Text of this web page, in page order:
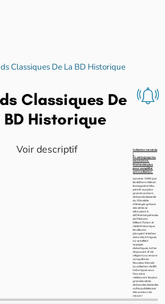
Classiques De La BD Historique
Collection terminée
!
En vente jusqu'au
06/10/2025.
N'attendez plus
pour compléter
votre collection.
Lancé en 1985 par
les éditions Glénat,
le magazine Vécu
permit aux plus
grands auteurs
de bande dessinée
du XXe siècle
d’émerger grâce à
des séries se
déroulant à
différentes périodes
de l’Histoire.
Mêlant fiction et
réalité historique,
les albums
plongent le lecteur
dans des intrigues
où se mêlent
voyages
didactiques, luttes
de pouvoir et de
religions ou encore
conquête du
Nouveau Monde.
La collection de BD
historiques vous
fera ainsi
redécouvrir les plus
grandes séries
de bandes dessinées
cultes publiées par
des auteurs de
renom !
Classiques De
BD Historique
Voir descriptif